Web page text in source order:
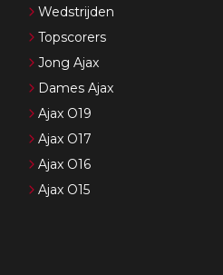
Wedstrijden
Topscorers
Jong Ajax
Dames Ajax
Ajax O19
Ajax O17
Ajax O16
Ajax O15